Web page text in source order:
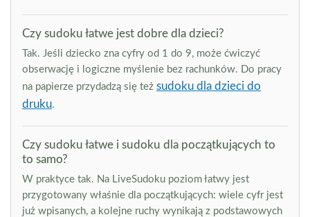
Czy sudoku łatwe jest dobre dla dzieci?
Tak. Jeśli dziecko zna cyfry od 1 do 9, może ćwiczyć
obserwację i logiczne myślenie bez rachunków. Do pracy
na papierze przydadzą się też sudoku dla dzieci do
druku.
Czy sudoku łatwe i sudoku dla początkujących to
to samo?
W praktyce tak. Na LiveSudoku poziom łatwy jest
przygotowany właśnie dla początkujących: wiele cyfr jest
już wpisanych, a kolejne ruchy wynikają z podstawowych